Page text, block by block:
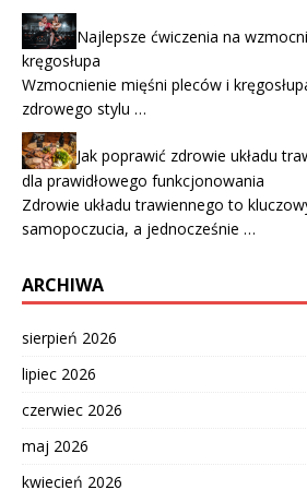
Najlepsze ćwiczenia na
kręgosłupa
Wzmocnienie mięśni pleców i
zdrowego stylu …
Jak poprawić zdrowie układu
dla prawidłowego funkcjonowania
Zdrowie układu trawiennego to
samopoczucia, a jednocześnie …
ARCHIWA
sierpień 2026
lipiec 2026
czerwiec 2026
maj 2026
kwiecień 2026